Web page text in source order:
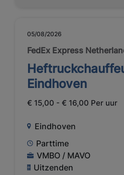
05/08/2026
FedEx Express
Eindhoven
€ 15,00 - € 16,00 Per uur
Eindhoven
Parttime
VMBO / MAVO
Uitzenden